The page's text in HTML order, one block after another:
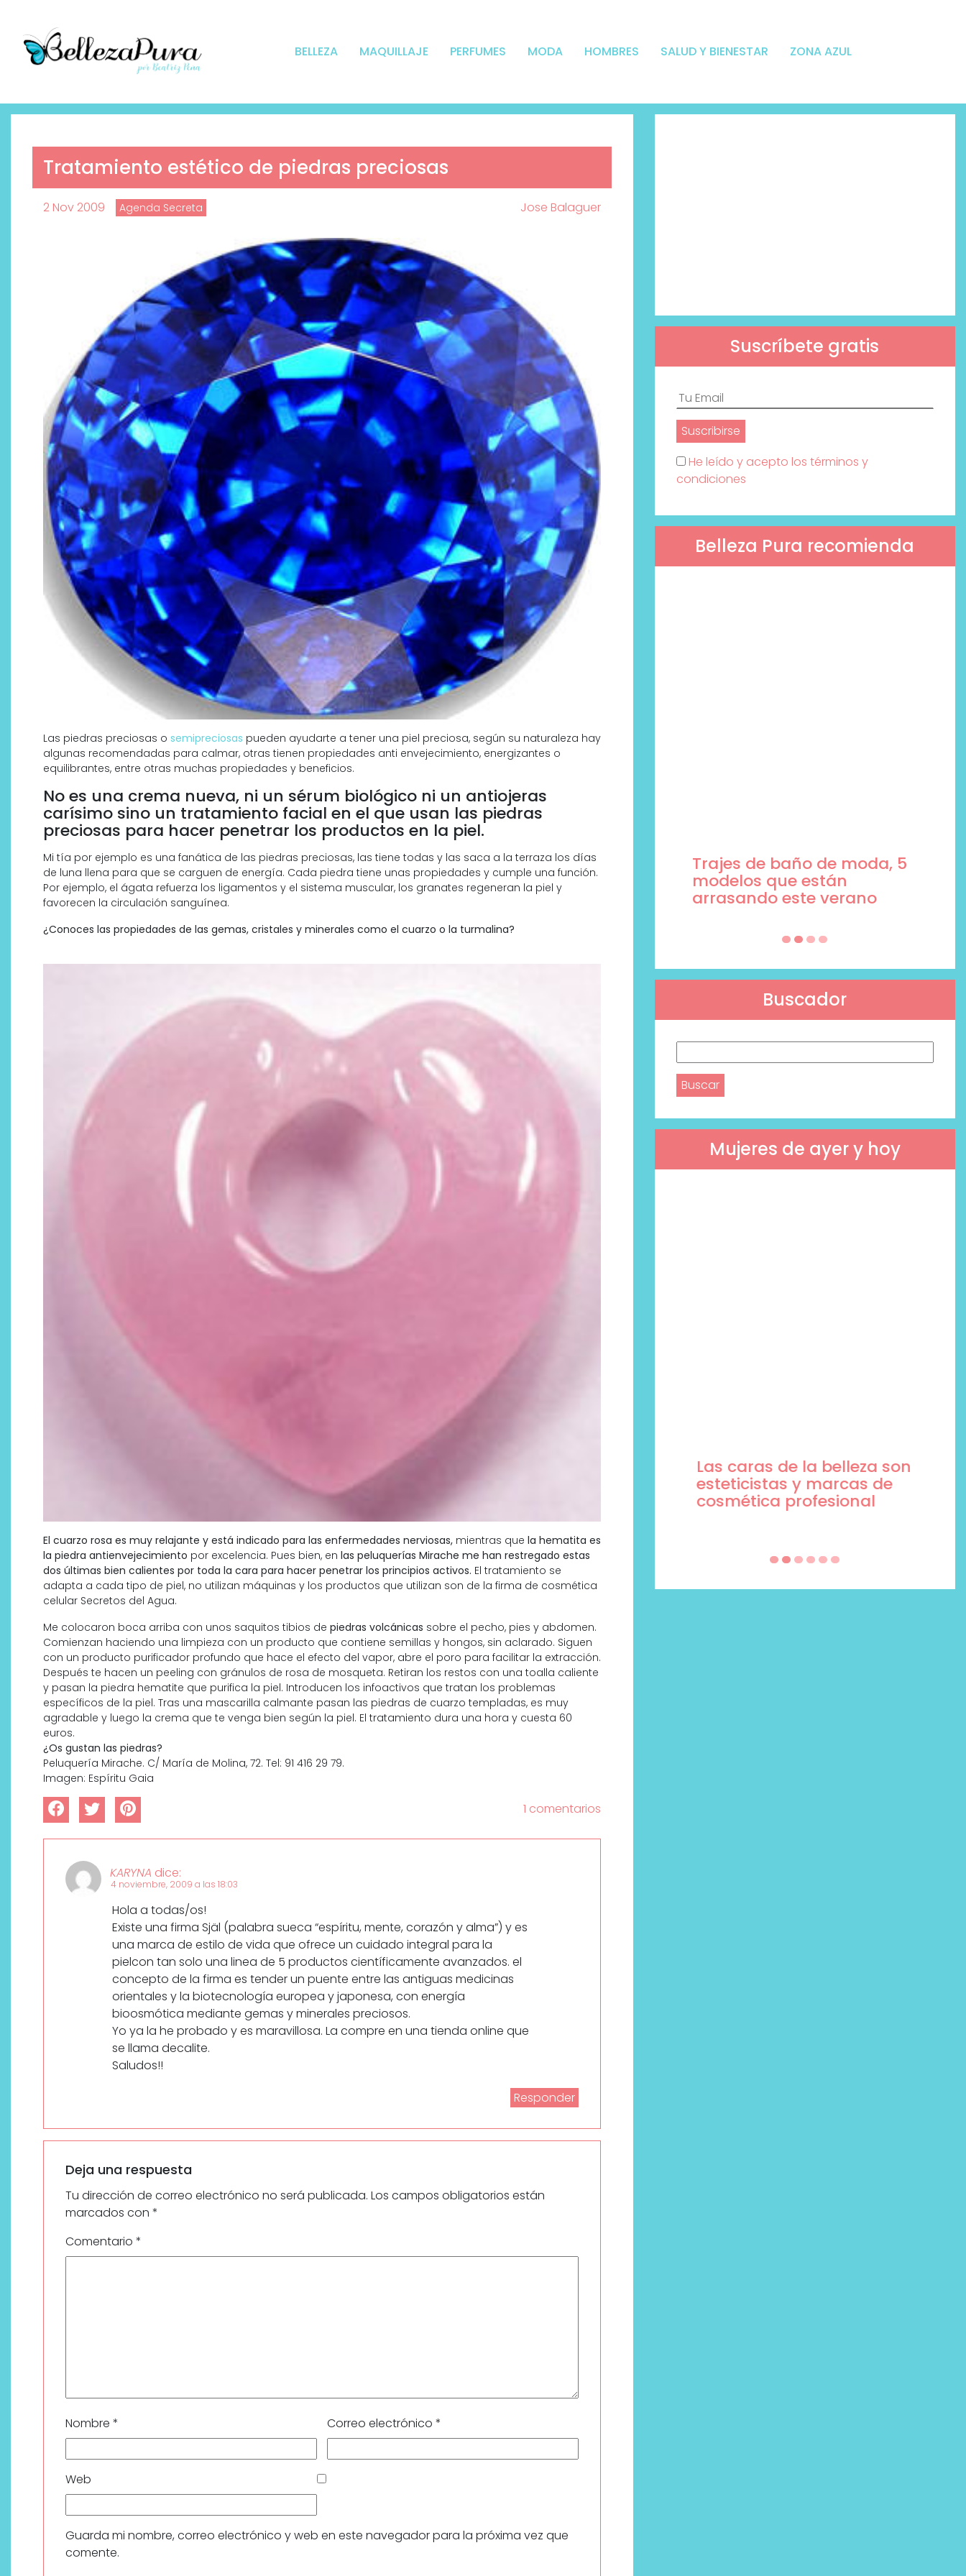
BELLEZA MAQUILLAJE PERFUMES MODA HOMBRES SALUD Y BIENESTAR ZONA AZUL
Tratamiento estético de piedras preciosas
2 Nov 2009 Agenda Secreta Jose Balaguer
Las piedras preciosas o semipreciosas pueden ayudarte a tener una piel preciosa, según su naturaleza hay
algunas recomendadas para calmar, otras tienen propiedades anti envejecimiento, energizantes o
equilibrantes, entre otras muchas propiedades y beneficios.
No es una crema nueva, ni un sérum biológico ni un antiojeras
carísimo sino un tratamiento facial en el que usan las piedras
preciosas para hacer penetrar los productos en la piel.
Mi tía por ejemplo es una fanática de las piedras preciosas, las tiene todas y las saca a la terraza los días
de luna llena para que se carguen de energía. Cada piedra tiene unas propiedades y cumple una función.
Por ejemplo, el ágata refuerza los ligamentos y el sistema muscular, los granates regeneran la piel y
favorecen la circulación sanguínea.
¿Conoces las propiedades de las gemas, cristales y minerales como el cuarzo o la turmalina?
El cuarzo rosa es muy relajante y está indicado para las enfermedades nerviosas, mientras que la hematita es
la piedra antienvejecimiento por excelencia. Pues bien, en las peluquerías Mirache me han restregado estas
dos últimas bien calientes por toda la cara para hacer penetrar los principios activos. El tratamiento se
adapta a cada tipo de piel, no utilizan máquinas y los productos que utilizan son de la firma de cosmética
celular Secretos del Agua.
Me colocaron boca arriba con unos saquitos tibios de piedras volcánicas sobre el pecho, pies y abdomen.
Comienzan haciendo una limpieza con un producto que contiene semillas y hongos, sin aclarado. Siguen
con un producto purificador profundo que hace el efecto del vapor, abre el poro para facilitar la extracción.
Después te hacen un peeling con gránulos de rosa de mosqueta. Retiran los restos con una toalla caliente
y pasan la piedra hematite que purifica la piel. Introducen los infoactivos que tratan los problemas
específicos de la piel. Tras una mascarilla calmante pasan las piedras de cuarzo templadas, es muy
agradable y luego la crema que te venga bien según la piel. El tratamiento dura una hora y cuesta 60
euros.
¿Os gustan las piedras?
Peluquería Mirache. C/ María de Molina, 72. Tel: 91 416 29 79.
Imagen: Espíritu Gaia
1 comentarios
KARYNA dice:
4 noviembre, 2009 a las 18:03
Hola a todas/os!
Existe una firma Själ (palabra sueca “espíritu, mente, corazón y alma”) y es
una marca de estilo de vida que ofrece un cuidado integral para la
pielcon tan solo una linea de 5 productos científicamente avanzados. el
concepto de la firma es tender un puente entre las antiguas medicinas
orientales y la biotecnología europea y japonesa, con energía
bioosmótica mediante gemas y minerales preciosos.
Yo ya la he probado y es maravillosa. La compre en una tienda online que
se llama decalite.
Saludos!!
Responder
Deja una respuesta
Tu dirección de correo electrónico no será publicada. Los campos obligatorios están
marcados con *
Comentario *
Nombre * Correo electrónico*
Web
Guarda mi nombre, correo electrónico y web en este navegador para la próxima vez que
comente.
Suscríbete gratis
He leído y acepto los términos y
condiciones
Belleza Pura recomienda
Descubre cómo la cosmética
profesional va desde las
cabinas a tu rutina diaria
Por qué los bálsamos de CBD
tópico se han convertido en
uno de los productos de
Trajes de baño de moda, 5
modelos que están
arrasando este verano
Buscador
Mujeres de ayer y hoy
¿Qué revelan las zapatillas
de Alexia Putellas para Nike
objeto-artista?
Labeau Organic continúa
apostando por la cosmética
del bienestar
Las caras de la belleza son
esteticistas y marcas de
cosmética profesional